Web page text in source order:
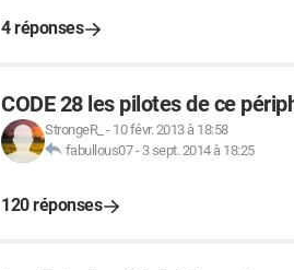
4 réponses
CODE 28 les pilotes de ce
StrongeR_ - 10 févr. 2013 à 18:58
fabullous07- 3 sept. 2014 à 18:25
120 réponses